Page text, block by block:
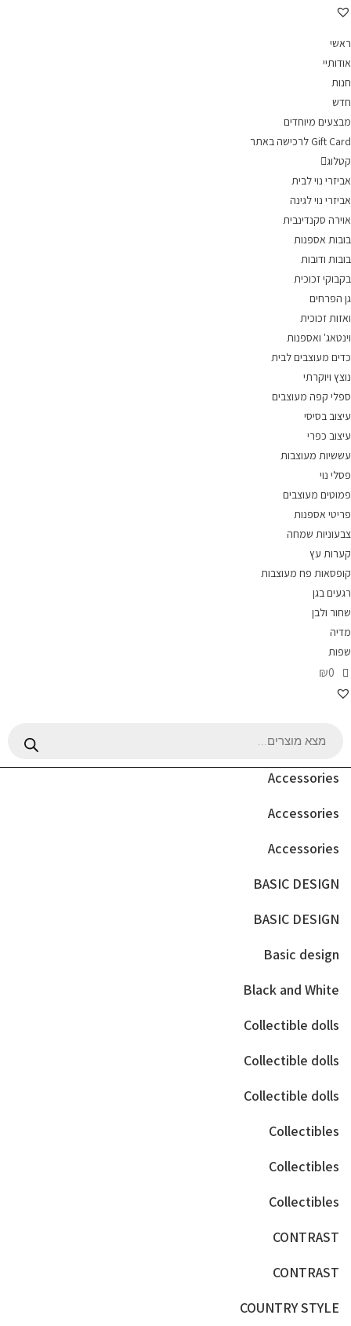
ראשי
אודותיי
חנות
חדש
מבצעים מיוחדים
Gift Card לרכישה באתר
קטלוג
אביזרי נוי לבית
אביזרי נוי לגינה
אוירה סקנדינבית
בובות אספנות
בובות ודובות
בקבוקי זכוכית
גן הפרחים
ואזות זכוכית
וינטאג' ואספנות
כדים מעוצבים לבית
נוצץ ויוקרתי
ספלי קפה מעוצבים
עיצוב בסיסי
עיצוב כפרי
עששיות מעוצבות
פסלי נוי
פמוטים מעוצבים
פריטי אספנות
צבעוניות שמחה
קערות עץ
קופסאות פח מעוצבות
רגעים בגן
שחור ולבן
מדיה
שפות
₪0
search
Accessories
Accessories
Accessories
BASIC DESIGN
BASIC DESIGN
Basic design
Black and White
Collectible dolls
Collectible dolls
Collectible dolls
Collectibles
Collectibles
Collectibles
CONTRAST
CONTRAST
COUNTRY STYLE